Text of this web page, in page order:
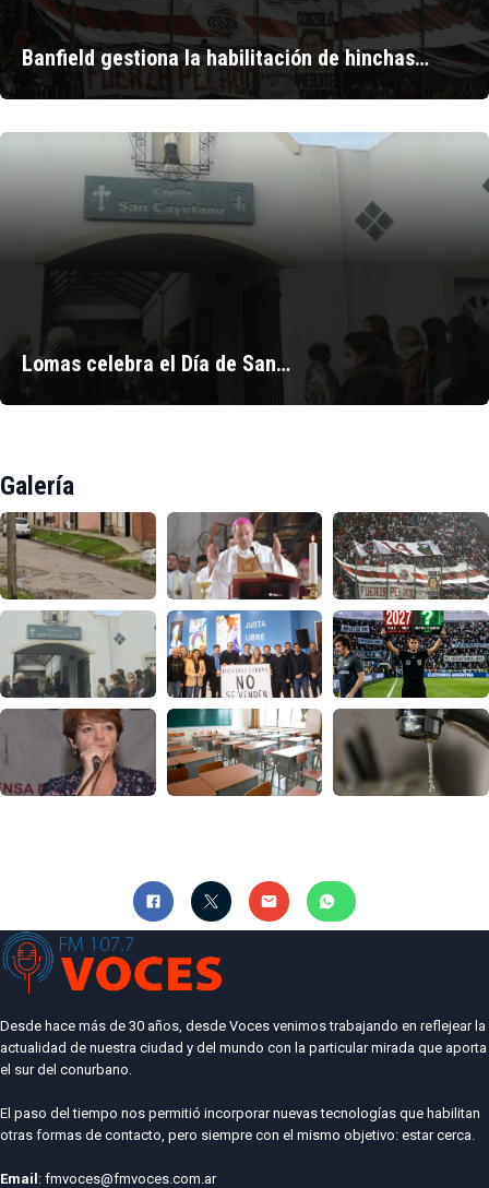
Banfield gestiona la habilitación de hinchas…
Lomas celebra el Día de San…
Galería
Desde hace más de 30 años, desde Voces venimos trabajando en reflejear la
actualidad de nuestra ciudad y del mundo con la particular mirada que aporta
el sur del conurbano.
El paso del tiempo nos permitió incorporar nuevas tecnologías que habilitan
otras formas de contacto, pero siempre con el mismo objetivo: estar cerca.
Email: fmvoces@fmvoces.com.ar